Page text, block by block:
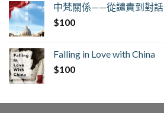
中梵關係——從譴責到對話
$100
Falling in Love with China
$100